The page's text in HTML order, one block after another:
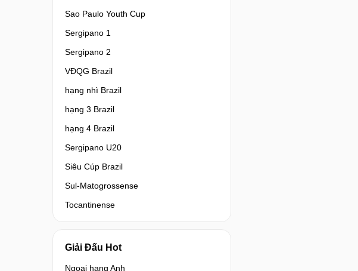
Sao Paulo Youth Cup
Sergipano 1
Sergipano 2
VĐQG Brazil
hạng nhì Brazil
hạng 3 Brazil
hạng 4 Brazil
Sergipano U20
Siêu Cúp Brazil
Sul-Matogrossense
Tocantinense
Giải Đấu Hot
Ngoại hạng Anh